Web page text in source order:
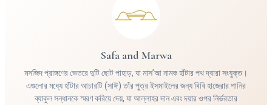
Safa and Marwa
মসজিদ প্রাঙ্গণের ভেতরে দুটি ছোট পাহাড়, যা মাস’আ নামক হাঁটার পথ দ্বারা সংযুক্ত।
এগুলোর মধ্যে হাঁটার আচারটি (সাঈ) তাঁর পুত্র ইসমাইলের জন্য বিবি হাজেরার পানির
ব্যাকুল সন্ধানকে স্মরণ করিয়ে দেয়, যা আল্লাহর দান এবং দয়ার ওপর নির্ভরতার